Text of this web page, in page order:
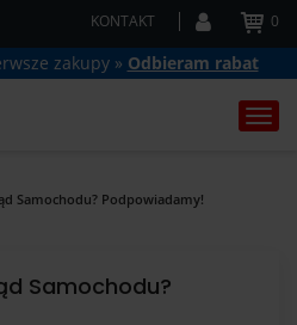
KONTAKT 0
zakupy » Odbieram rabat
Samochodu? Podpowiadamy!
Samochodu?